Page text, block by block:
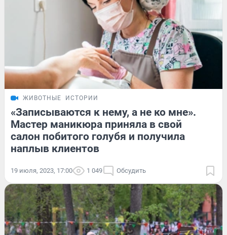
ЖИВОТНЫЕ ИСТОРИИ
«Записываются к нему, а не ко мне».
Мастер маникюра приняла в свой
салон побитого голубя и получила
наплыв клиентов
19 июля, 2023, 17:00 1 049 Обсудить